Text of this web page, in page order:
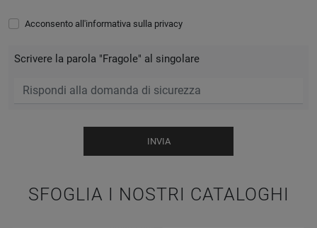
SFOGLIA I NOSTRI CATALOGHI
Acconsento all'informativa sulla privacy
Scrivere la parola "Fragole" al singolare
INVIA